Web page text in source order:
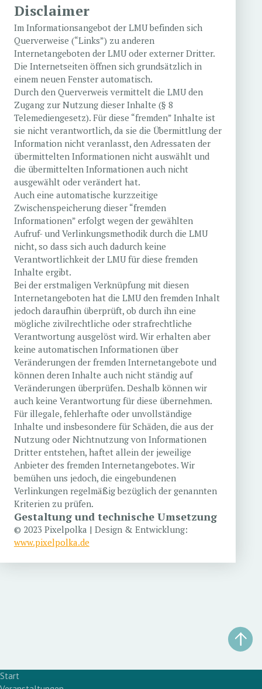
Disclaimer
Im Informationsangebot der LMU befinden sich
Querverweise (“Links”) zu anderen
Internetangeboten der LMU oder externer Dritter.
Die Internetseiten öffnen sich grundsätzlich in
einem neuen Fenster automatisch.
Durch den Querverweis vermittelt die LMU den
Zugang zur Nutzung dieser Inhalte (§ 8
Telemediengesetz). Für diese “fremden” Inhalte ist
sie nicht verantwortlich, da sie die Übermittlung der
Information nicht veranlasst, den Adressaten der
übermittelten Informationen nicht auswählt und
die übermittelten Informationen auch nicht
ausgewählt oder verändert hat.
Auch eine automatische kurzzeitige
Zwischenspeicherung dieser “fremden
Informationen” erfolgt wegen der gewählten
Aufruf- und Verlinkungsmethodik durch die LMU
nicht, so dass sich auch dadurch keine
Verantwortlichkeit der LMU für diese fremden
Inhalte ergibt.
Bei der erstmaligen Verknüpfung mit diesen
Internetangeboten hat die LMU den fremden Inhalt
jedoch daraufhin überprüft, ob durch ihn eine
mögliche zivilrechtliche oder strafrechtliche
Verantwortung ausgelöst wird. Wir erhalten aber
keine automatischen Informationen über
Veränderungen der fremden Internetangebote und
können deren Inhalte auch nicht ständig auf
Veränderungen überprüfen. Deshalb können wir
auch keine Verantwortung für diese übernehmen.
Für illegale, fehlerhafte oder unvollständige
Inhalte und insbesondere für Schäden, die aus der
Nutzung oder Nichtnutzung von Informationen
Dritter entstehen, haftet allein der jeweilige
Anbieter des fremden Internetangebotes. Wir
bemühen uns jedoch, die eingebundenen
Verlinkungen regelmäßig bezüglich der genannten
Kriterien zu prüfen.
Gestaltung und technische Umsetzung
© 2023 Pixelpolka | Design & Entwicklung:
www.pixelpolka.de
Start